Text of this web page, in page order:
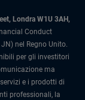
Londra W1U 3AH,
Conduct
nel Regno Unito.
per gli investitori
ma
e i prodotti di
professionali, la